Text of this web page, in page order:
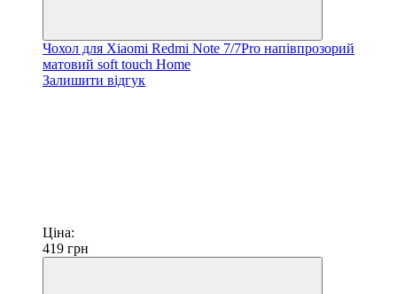
Чохол для Xiaomi Redmi Note 7/7Pro напівпрозорий
матовий soft touch Home
Залишити відгук
Ціна:
419 грн